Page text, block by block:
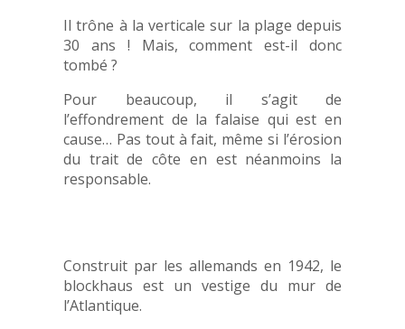
Il trône à la verticale sur la plage depuis
30 ans ! Mais, comment est-il donc
tombé ?
Pour beaucoup, il s’agit de
l’effondrement de la falaise qui est en
cause… Pas tout à fait, même si l’érosion
du trait de côte en est néanmoins la
responsable.
Construit par les allemands en 1942, le
blockhaus est un vestige du mur de
l’Atlantique.